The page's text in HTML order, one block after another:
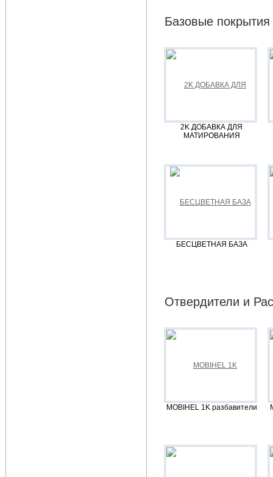
Базовые
2K ДОБАВКА ДЛЯ
МАТИРОВАНИЯ
БЕСЦВЕТНАЯ БАЗА
Отвердители и
MOBIHEL 1K разбавители